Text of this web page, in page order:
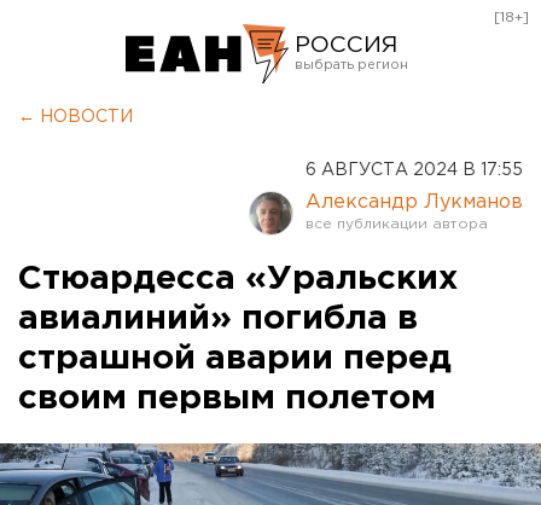
РОССИЯ
Оренбург
[18+]
← НОВОСТИ
6 АВГУСТА 2024 В 17:55
Александр Лукманов
Стюардесса «Уральских
авиалиний» погибла в
страшной аварии перед
своим первым полетом